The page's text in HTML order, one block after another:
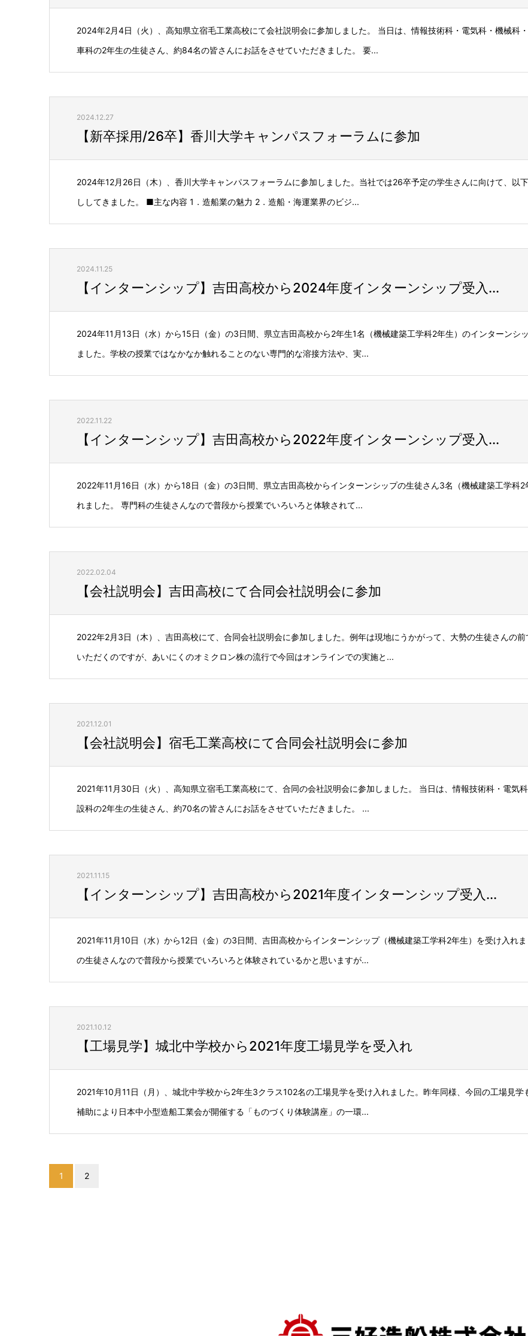
2024年2月4日（火）、高知県立宿毛工業高校にて会社説明会に参加しました。 当日は、情報技術科・電気科・機械科
車科の2年生の生徒さん、約84名の皆さんにお話をさせていただきました。 要...
2024.12.27
【新卒採用/26卒】香川大学キャンパスフォーラムに参加
2024年12月26日（木）、香川大学キャンパスフォーラムに参加しました。当社では26卒予定の学生さんに向けて、以
ししてきました。 ■主な内容 1．造船業の魅力 2．造船・海運業界のビジ...
2024.11.25
【インターンシップ】吉田高校から2024年度インターンシップ受入...
2024年11月13日（水）から15日（金）の3日間、県立吉田高校から2年生1名（機械建築工学科2年生）のインターンシ
ました。学校の授業ではなかなか触れることのない専門的な溶接方法や、実...
2022.11.22
【インターンシップ】吉田高校から2022年度インターンシップ受入...
2022年11月16日（水）から18日（金）の3日間、県立吉田高校からインターンシップの生徒さん3名（機械建築工学科2
れました。 専門科の生徒さんなので普段から授業でいろいろと体験されて...
2022.02.04
【会社説明会】吉田高校にて合同会社説明会に参加
2022年2月3日（木）、吉田高校にて、合同会社説明会に参加しました。例年は現地にうかがって、大勢の生徒さんの前
いただくのですが、あいにくのオミクロン株の流行で今回はオンラインでの実施と...
2021.12.01
【会社説明会】宿毛工業高校にて合同会社説明会に参加
2021年11月30日（火）、高知県立宿毛工業高校にて、合同の会社説明会に参加しました。 当日は、情報技術科・電気
設科の2年生の生徒さん、約70名の皆さんにお話をさせていただきました。 ...
2021.11.15
【インターンシップ】吉田高校から2021年度インターンシップ受入...
2021年11月10日（水）から12日（金）の3日間、吉田高校からインターンシップ（機械建築工学科2年生）を受け入れ
の生徒さんなので普段から授業でいろいろと体験されているかと思いますが...
2021.10.12
【工場見学】城北中学校から2021年度工場見学を受入れ
2021年10月11日（月）、城北中学校から2年生3クラス102名の工場見学を受け入れました。昨年同様、今回の工場見学
補助により日本中小型造船工業会が開催する「ものづくり体験講座」の一環...
1 2